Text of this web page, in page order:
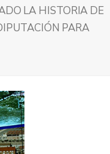
LA HISTORIA DE
PARA